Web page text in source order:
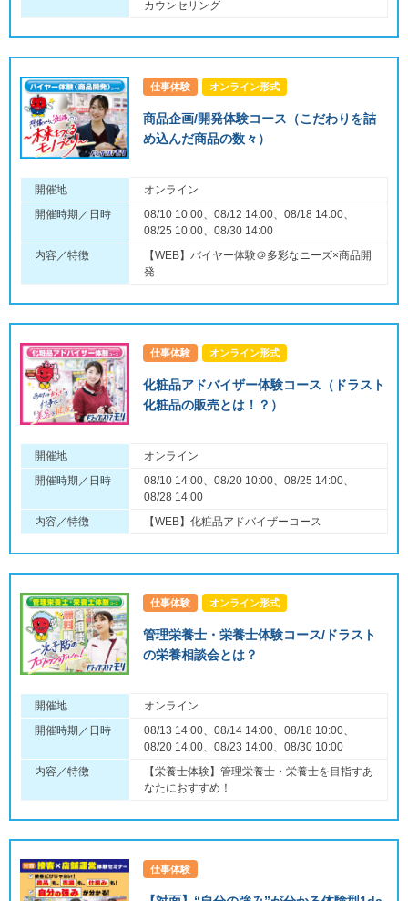
カウンセリング
仕事体験 オンライン形式
商品企画/開発体験コース（こだわりを詰
め込んだ商品の数々）
開催地
オンライン
開催時期／日時
08/10 10:00、08/12 14:00、08/18 14:00、
08/25 10:00、08/30 14:00
内容／特徴
【WEB】バイヤー体験＠多彩なニーズ×商品開
発
仕事体験 オンライン形式
化粧品アドバイザー体験コース（ドラスト
化粧品の販売とは！？）
開催地
オンライン
開催時期／日時
08/10 14:00、08/20 10:00、08/25 14:00、
08/28 14:00
内容／特徴
【WEB】化粧品アドバイザーコース
仕事体験 オンライン形式
管理栄養士・栄養士体験コース/ドラスト
の栄養相談会とは？
開催地
オンライン
開催時期／日時
08/13 14:00、08/14 14:00、08/18 10:00、
08/20 14:00、08/23 14:00、08/30 10:00
内容／特徴
【栄養士体験】管理栄養士・栄養士を目指すあ
なたにおすすめ！
仕事体験